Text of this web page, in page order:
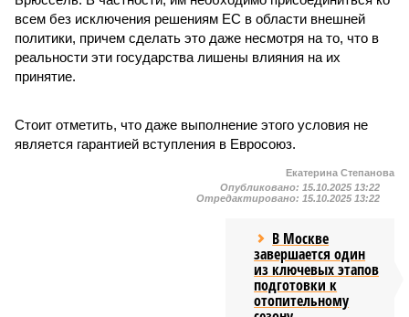
всем без исключения решениям ЕС в области внешней
политики, причем сделать это даже несмотря на то, что в
реальности эти государства лишены влияния на их
принятие.
Стоит отметить, что даже выполнение этого условия не
является гарантией вступления в Евросоюз.
Екатерина Степанова
Опубликовано: 15.10.2025 13:22
Отредактировано: 15.10.2025 13:22
В Москве
завершается один
из ключевых этапов
подготовки к
отопительному